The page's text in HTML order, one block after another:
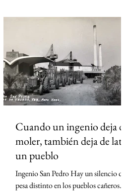
Tuxtlas, la memoria, el verde que aún
habita los recuerdos y el papel que los
ingenios han tenido en la construcción
de México.
https://www.sinmas.org/post/ingenio-
san-pedro-tuxtlas Sheinbaum no asistirá
a toma de protesta de D
Cuando un ingenio deja de
moler, también deja de latir
un pueblo
Ingenio San Pedro Hay un silencio que
pesa distinto en los pueblos cañeros.